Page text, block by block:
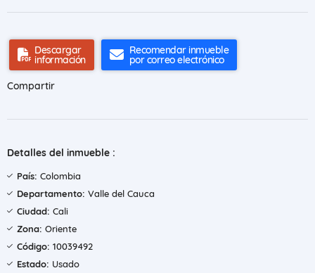
Descargar
información
Recomendar inmueble
por correo electrónico
Compartir
Detalles del inmueble :
País: Colombia
Departamento: Valle del Cauca
Ciudad: Cali
Zona: Oriente
Código: 10039492
Estado: Usado